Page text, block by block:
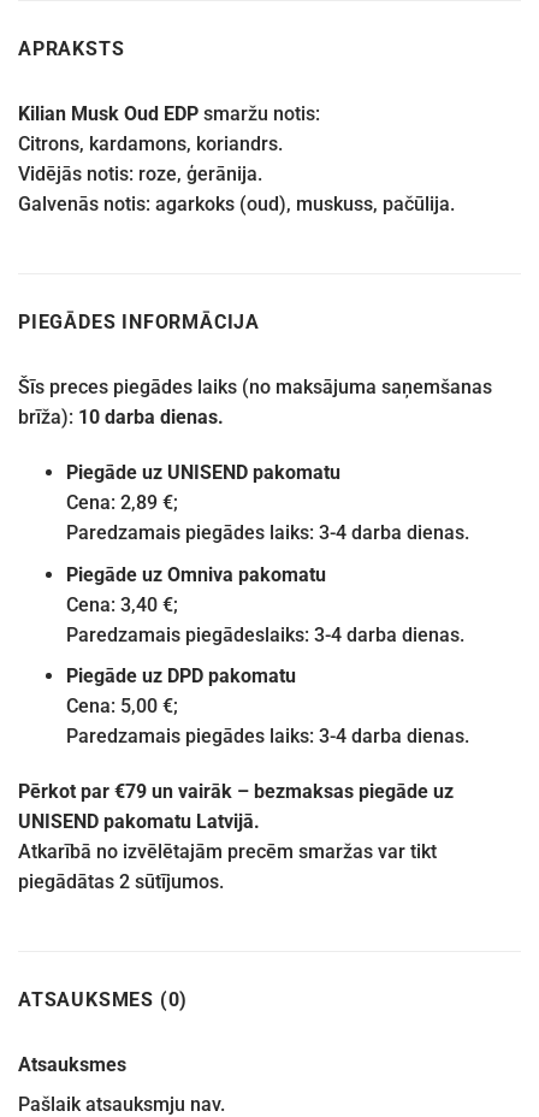
APRAKSTS
Kilian Musk Oud EDP smaržu notis:
Citrons, kardamons, koriandrs.
Vidējās notis: roze, ģerānija.
Galvenās notis: agarkoks (oud), muskuss, pačūlija.
PIEGĀDES INFORMĀCIJA
Šīs preces piegādes laiks (no maksājuma saņemšanas
brīža): 10 darba dienas.
Piegāde uz UNISEND pakomatu
Cena: 2,89 €;
Paredzamais piegādes laiks: 3-4 darba dienas.
Piegāde uz Omniva pakomatu
Cena: 3,40 €;
Paredzamais piegādeslaiks: 3-4 darba dienas.
Piegāde uz DPD pakomatu
Cena: 5,00 €;
Paredzamais piegādes laiks: 3-4 darba dienas.
Pērkot par €79 un vairāk – bezmaksas piegāde uz
UNISEND pakomatu Latvijā.
Atkarībā no izvēlētajām precēm smaržas var tikt
piegādātas 2 sūtījumos.
ATSAUKSMES (0)
Atsauksmes
Pašlaik atsauksmju nav.